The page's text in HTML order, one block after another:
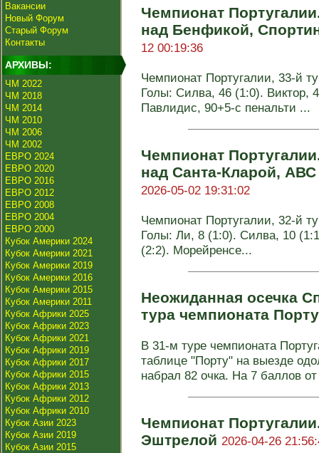
Вакансии
Новый Форум
Старый Форум
Контакты
АРХИВЫ:
ЧМ 2022
ЧМ 2018
ЧМ 2014
ЧМ 2010
ЧМ 2006
ЧМ 2002
ЕВРО 2024
ЕВРО 2020
ЕВРО 2016
ЕВРО 2012
ЕВРО 2008
ЕВРО 2004
ЕВРО 2000
Кубок Америки 2024
Кубок Америки 2021
Кубок Америки 2019
Кубок Америки 2016
Кубок Америки 2015
Кубок Америки 2011
Кубок Африки 2025
Кубок Африки 2023
Кубок Африки 2021
Кубок Африки 2019
Кубок Африки 2017
Кубок Африки 2015
Кубок Африки 2013
Кубок Африки 2012
Кубок Африки 2010
Кубок Азии 2023
Кубок Азии 2019
Кубок Азии 2015
Чемпионат
над Бенфикой,
12 00:19:36
Чемпионат Португалии, 33-й
Голы: Силва, 46 (1:0). Виктор,
Павлидис, 90+5-с пенальти ...
Чемпионат
над Санта-Кларой,
2026-05-02 19:31:02
Чемпионат Португалии, 32-й
Голы: Ли, 8 (1:0). Силва, 10
(2:2). Морейренсе...
Неожиданная осечка
тура чемпионата
В 31-м туре чемпионата
таблице "Порту" на выезде
набрал 82 очка. На 7 баллов
Чемпионат
Эштрелой 2026-04-26